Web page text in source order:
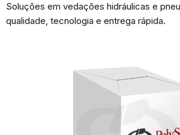
Soluções em vedações hidráulicas e
qualidade, tecnologia e entrega rápida.